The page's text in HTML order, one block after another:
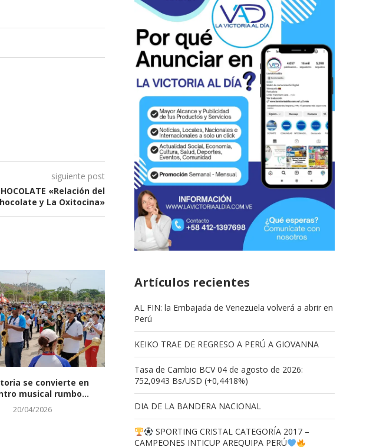
siguiente post
«Relación del
y La Oxitocina»
se convierte en
musical rumbo...
20/04/2026
Periodistas recibieron equipo en
sede CNP Aragua donados...
14/03/2026
reconocimiento por
17/12/2025
Artículos recientes
AL FIN: la Embajada de Venezuela volverá a abrir en
Perú
KEIKO TRAE DE REGRESO A PERÚ A GIOVANNA
Tasa de Cambio BCV 04 de agosto de 2026:
752,0943 Bs/USD (+0,4418%)
DIA DE LA BANDERA NACIONAL
SPORTING CRISTAL CATEGORÍA 2017 –
CAMPEONES INTICUP AREQUIPA PERÚ